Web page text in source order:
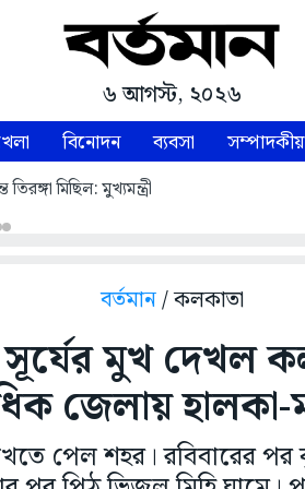
৬ আগস্ট, ২০২৬
বিনোদন ব্যবসা সম্পাদকীয়
মিছিল: মুখ্যমন্ত্রী
বর্তমান/ কলকাতা
সূর্যের মুখ দেখল
জেলায় হালকা-
পেল শহর। রবিবারের